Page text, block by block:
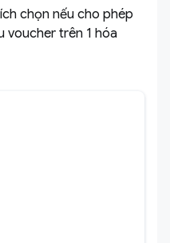
chọn nếu cho phép
voucher trên 1 hóa